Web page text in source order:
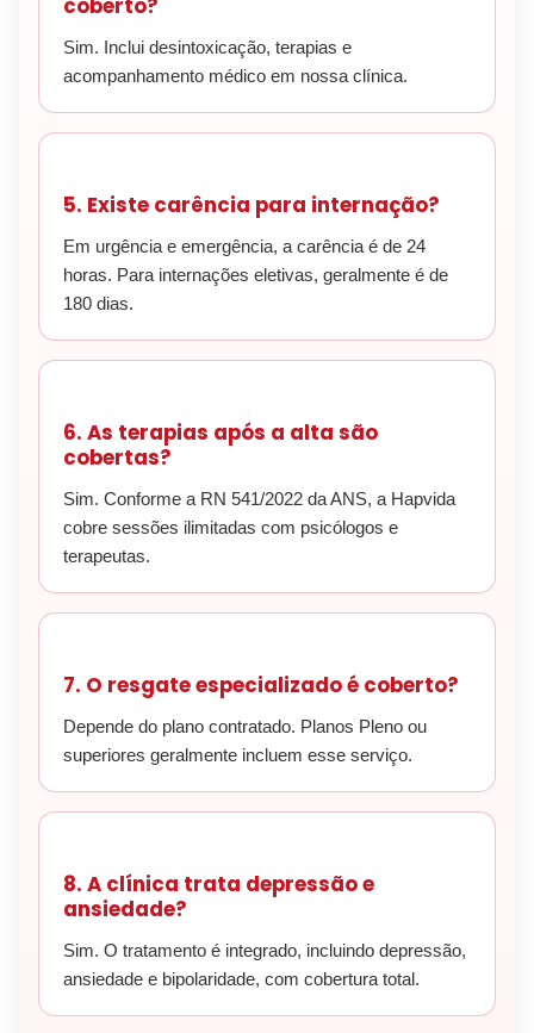
coberto?
Sim. Inclui desintoxicação, terapias e
acompanhamento médico em nossa clínica.
5. Existe carência para internação?
Em urgência e emergência, a carência é de 24
horas. Para internações eletivas, geralmente é de
180 dias.
6. As terapias após a alta são
cobertas?
Sim. Conforme a RN 541/2022 da ANS, a Hapvida
cobre sessões ilimitadas com psicólogos e
terapeutas.
7. O resgate especializado é coberto?
Depende do plano contratado. Planos Pleno ou
superiores geralmente incluem esse serviço.
8. A clínica trata depressão e
ansiedade?
Sim. O tratamento é integrado, incluindo depressão,
ansiedade e bipolaridade, com cobertura total.